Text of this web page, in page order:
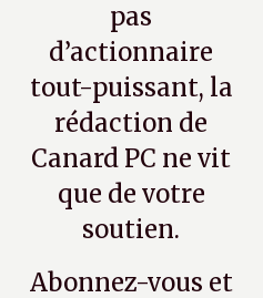
pas
d’actionnaire
tout-puissant, la
rédaction de
Canard PC ne vit
que de votre
soutien.
Abonnez-vous et